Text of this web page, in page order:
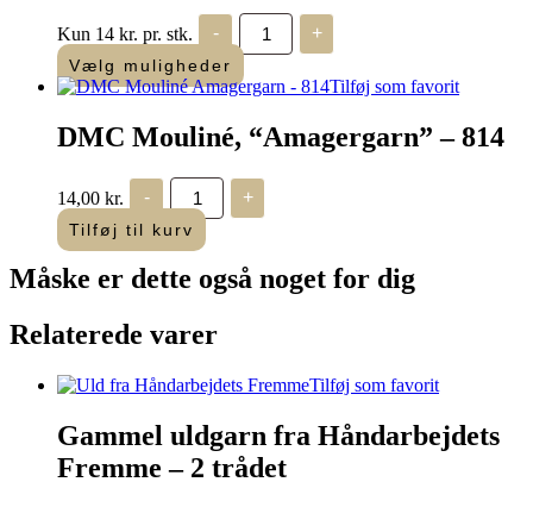
Kun 14 kr. pr. stk. -
DMC
Mouliné
"Amagergarn"
antal
+
Vælg muligheder
Tilføj som favorit
DMC Mouliné, “Amagergarn” – 814
14,00 kr. -
DMC
Mouliné,
“Amagergarn”
-
antal
+
Tilføj til kurv
Måske er dette også noget for dig
Relaterede varer
Tilføj som favorit
Gammel uldgarn fra Håndarbejdets
Fremme – 2 trådet